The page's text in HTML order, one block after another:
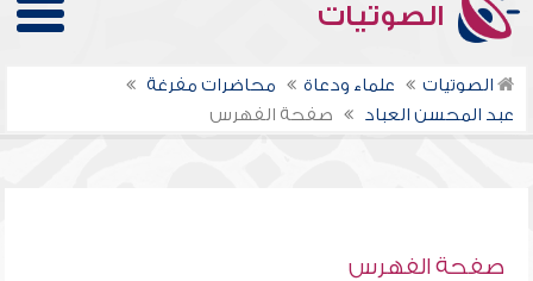
الصوتيات
الصوتيات علماء ودعاة
محاضرات مفرغة
عبد المحسن العباد
صفحة الفهرس
صفحة الفهرس